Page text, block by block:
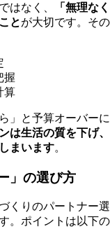
はなく、
「無理なく
とが大切です。その
握
算
」と予算オーバーに
は生活の質を下げ、
まいます。
」の選び方
くりのパートナー選
。ポイントは以下の